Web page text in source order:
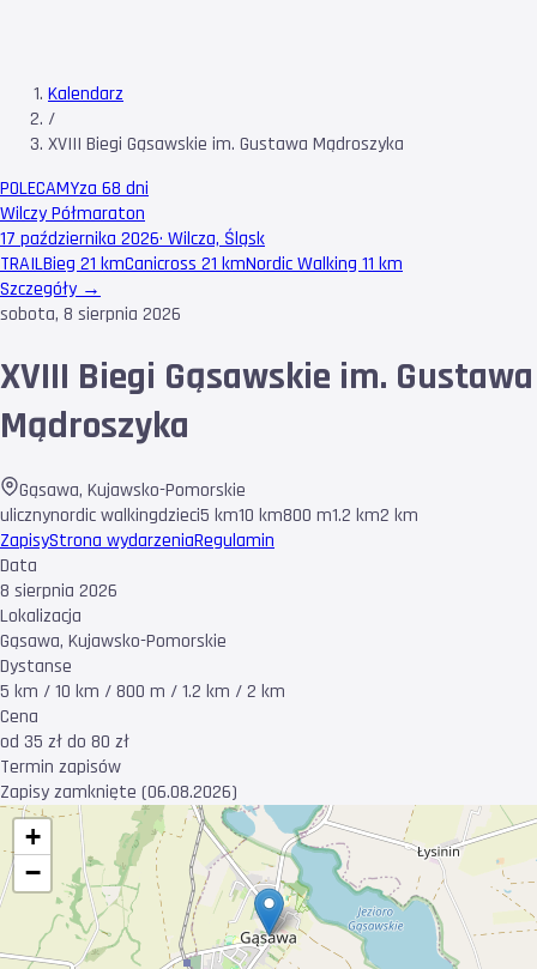
Kalendarz
/
XVIII Biegi Gąsawskie im. Gustawa Mądroszyka
POLECAMYza 68 dni
Wilczy Półmaraton
17 października 2026· Wilcza, Śląsk
TRAILBieg 21 kmCanicross 21 kmNordic Walking 11 km
Szczegóły →
sobota, 8 sierpnia 2026
XVIII Biegi Gąsawskie im. Gustawa
Mądroszyka
Gąsawa, Kujawsko-Pomorskie
ulicznynordic walkingdzieci5 km10 km800 m1.2 km2 km
ZapisyStrona wydarzeniaRegulamin
Data
8 sierpnia 2026
Lokalizacja
Gąsawa, Kujawsko-Pomorskie
Dystanse
5 km / 10 km / 800 m / 1.2 km / 2 km
Cena
od 35 zł do 80 zł
Termin zapisów
Zapisy zamknięte (06.08.2026)
+
−